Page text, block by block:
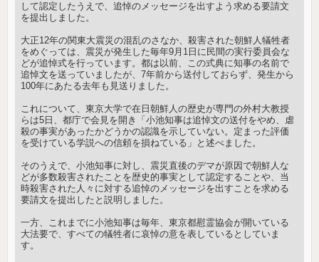
して認定したうえで、追悼のメッセージを出すよう求める要請文
を提出しました。
大正12年の関東大震災の混乱のさなか、殺害された朝鮮人犠牲者
をめぐっては、震災が発生した毎年9月1日に民間の実行委員会な
どが追悼式を行っています。都は以前、この式典に知事の名前で
追悼文を送っていましたが、7年前から送付しておらず、発生から
100年にあたる去年も見送りました。
これについて、東京大学で在日朝鮮人の歴史が専門の外村大教授
らは5日、都庁で会見を開き「小池知事は追悼文の送付をやめ、虐
殺の事実があったかどうかの認識を示していない。定まった評価
を受けている学説への信頼を損ねている」と述べました。
そのうえで、小池知事に対し、震災直後のデマが原因で朝鮮人な
どが多数殺害されたことを歴史的事実として認定することや、当
時殺害された人々に対する追悼のメッセージを出すことを求める
要請文を提出したと説明しました。
一方、これまでに小池知事は毎年、東京都慰霊協会が開いている
大法要で、すべての犠牲者に哀悼の意を表しているとしていま
す。